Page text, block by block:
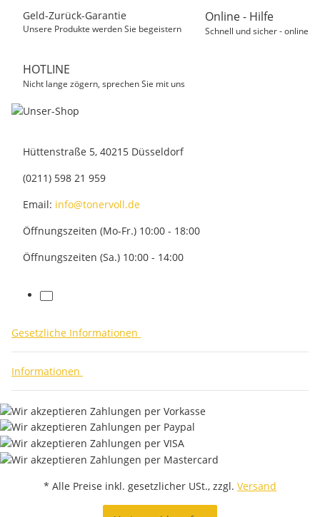
Geld-Zurück-Garantie
Unsere Produkte werden Sie begeistern
Online - Hilfe
Schnell und sicher - online
HOTLINE
Nicht lange zögern, sprechen Sie mit uns
Hüttenstraße 5, 40215 Düsseldorf
(0211) 598 21 959
Email: info@tonervoll.de
Öffnungszeiten (Mo-Fr.) 10:00 - 18:00
Öffnungszeiten (Sa.) 10:00 - 14:00
facebook
Gesetzliche Informationen
Informationen
* Alle Preise inkl. gesetzlicher USt., zzgl. Versand